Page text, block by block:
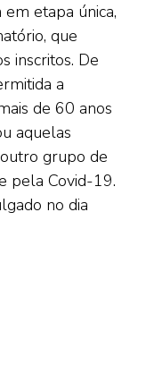
etapa única,
que
inscritos. De
a
de 60 anos
aquelas
grupo de
pela Covid-19.
no dia